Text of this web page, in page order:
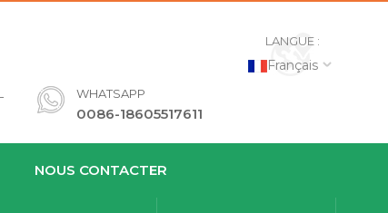
LANGUE :
Français
WHATSAPP
0086-18605517611
NOUS CONTACTER